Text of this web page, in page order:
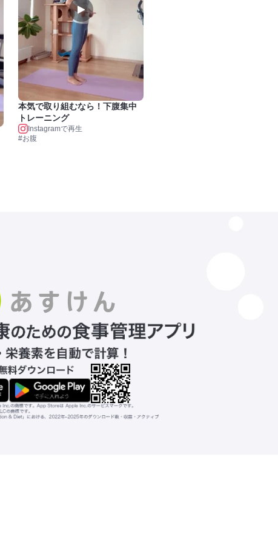
本気で取り組むなら！下腹集中
トレーニング
Instagramで再生
#お腹